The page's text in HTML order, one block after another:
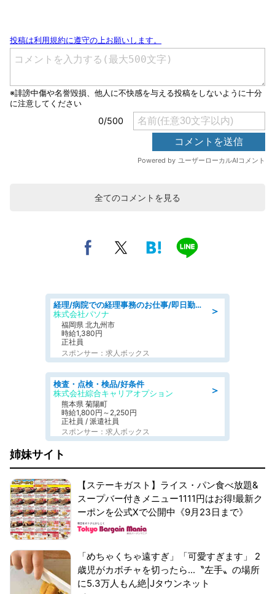
全てのコメントを見る
＞
経理/病院での経理事務のお仕事/即日勤務可/車通勤可/経理/一般事務
株式会社パソナ
福岡県 北九州市
時給1,380円
正社員
スポンサー：求人ボックス
＞
検査・点検・検品/好条件
株式会社綜合キャリアオプション
熊本県 菊陽町
時給1,800円～2,250円
正社員 / 派遣社員
スポンサー：求人ボックス
姉妹サイト
【ステーキガスト】ライス・パン食べ放題&
スープバー付きメニュー1111円はお得!最新ク
ーポンを公式Xで公開中《9月23日まで》
「めちゃくちゃ遠すぎ」「可愛すぎます」 2
歳児がカボチャを切ったら...〝左手〟の場所
に5.3万人もん絶|Jタウンネット